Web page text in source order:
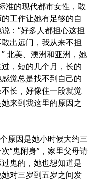
工作让她有足够的自
：“好多人都担心这担
出远门，我从来不担
北美、澳洲和亚洲，她
，短的几个月，长的
觉总是找不到自己的
长，好像住一段就觉
来到我这里的原因之
因是她小时候大约三
“鬼附身”，家里父母请
鬼的，她也想知道是
对三岁到五岁之间发